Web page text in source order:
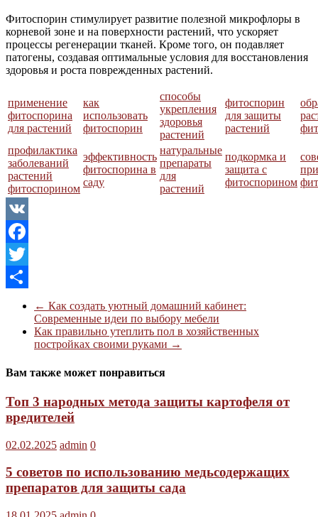
Фитоспорин стимулирует развитие полезной микрофлоры в
корневой зоне и на поверхности растений, что ускоряет
процессы регенерации тканей. Кроме того, он подавляет
патогены, создавая оптимальные условия для восстановления
здоровья и роста поврежденных растений.
применение
фитоспорина
для растений
как
использовать
фитоспорин
способы
укрепления
здоровья
растений
фитоспорин
для защиты
растений
профилактика
заболеваний
растений
фитоспорином
эффективность
фитоспорина в
саду
натуральные
препараты
для
растений
подкормка и
защита с
фитоспорином
VK
Facebook
Twitter
Отправить
← Как создать уютный домашний кабинет:
Современные идеи по выбору мебели
Как правильно утеплить пол в хозяйственных
постройках своими руками →
Вам также может понравиться
Топ 3 народных метода защиты картофеля от
вредителей
02.02.2025 admin 0
5 советов по использованию медьсодержащих
препаратов для защиты сада